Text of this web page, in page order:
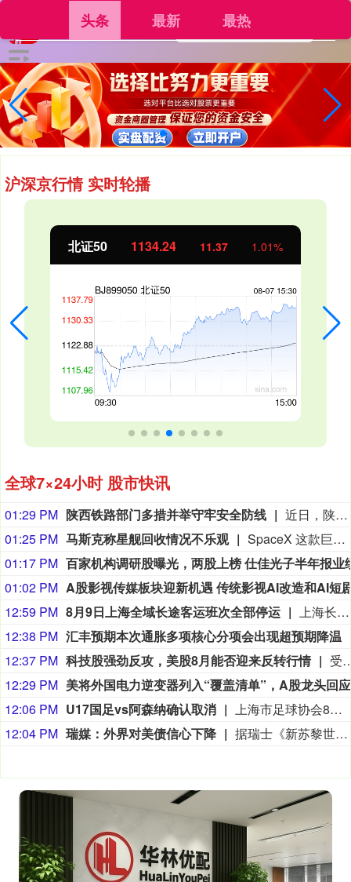
沪深京行情 实时轮播
北证50 1134.24 11.37 1.01%
全球7×24小时 股市快讯
01:29 PM 陕西铁路部门多措并举守牢安全防线
近日，陕西多地出现强降雨天气，给铁路运输安全带来严峻挑战。中国铁路西安局集团有限公司（以下简称“西安铁路局”）织密人防、物防、技防立体防护网，进一步压实安全责任，强化安全隐患排查整治，加强科技运用，以多项硬核举措守牢铁路运输安全防线。
01:25 PM 马斯克称星舰回收情况不乐观
SpaceX 这款巨型火箭于 7 月 24 日进行了第 13 次试飞，从公司位于得克萨斯州南部的 Starbase 基地升空。此次试飞整体表现相当不错，尤其是星舰高达 171 英尺（约 52 米）的上面级飞船“Ship”。它按照计划在澳大利亚西部外海的印度洋海域溅落。 更令人意外的是，Ship 首次在溅落后成功保持完整。即使翻倒并撞击海面，仍然没有解体。目前其依旧保持完整状态，SpaceX 正在将其拖向澳大利亚西部的海岸，以便进行更详细的检查。不过，SpaceX 创始人兼首席执行官埃隆 · 马斯克在 8 月 7 日表示，这次雄心勃勃的回收行动可能难以成功。 马斯克当天下午通过自己旗下的社交平台 X 写道：“遗憾的是，目前来看，回收 Ship 的情况并不乐观。不过，我们还是成功获得了隔热罩和发动机关键区域的近距离照片，这些照片将用于未来的升级改进。” 他是在回应 SpaceX 大约一小时前发布的一则消息。SpaceX 在这篇帖子中介绍了回收工作的最新进展，并公布了两张照片和一段视频。 SpaceX 表示，回收团队“正在克服恶劣的作业条件和越来越汹涌的海况，努力将这艘长达 52 米的飞船拖回港口”。
01:17 PM
01:02 PM
12:59 PM 8月9日上海全域长途客运班次全部停运
上海长途汽车客运总站有限公司介绍，受今年第13号台风 “白海豚” 外围影响，上海发布暴雨红色预警，根据行业管理部门管控要求，2026年8月9日上海全域长途客运班次全部停运，上海长途客运总站临时关停。
12:38 PM 汇丰预期本次通胀多项核心分项会出现超预期降温
12:37 PM 科技股强劲反攻，美股8月能否迎来反转行情
受科技巨头大涨，叠加市场乐观预期伊朗与阿曼达成协议、霍尔木兹海峡将重新开放和美联储9月议息会议的加息预期因非农回落的影响，本周美股强劲上攻，三大指数均刷新今年4月以来的最佳表现。未来一周，美联储政策前景将受到新一轮通胀指标的直接考验，而人工智能（AI）产业链也
12:29 PM
12:06 PM U17国足vs阿森纳确认取消
上海市足球协会8月9日中午在微信公众号上发布公告，2026上海明日之星冠军杯男子组决赛取消。决赛对阵为中国男足U17对阵阿森纳U17，受台风影响，本场比赛现已确定取消，不延期进行。
12:04 PM 瑞媒：外界对美债信心下降 据瑞士《新苏黎世报》网站8月5日报道，截至2025年底，美国未偿国债规模达30.7万亿美元，相当于美国国内生产总值的95%左右。政府总债务甚至更高，占国内生产总值比例超过120%，但其中一部分并未在市场上流通，而是由美国联邦储备委员会（美联储）等机构持有。（参考消息）
头条 最新 最热